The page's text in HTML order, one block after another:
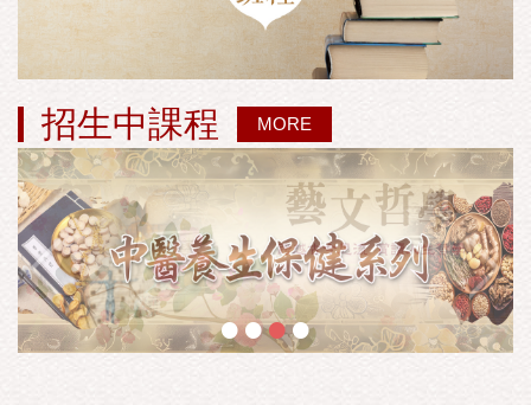
招生中課程 MORE
••••